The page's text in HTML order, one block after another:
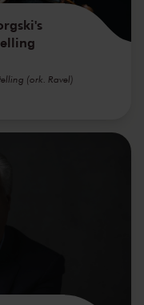
(ork. Ravel)